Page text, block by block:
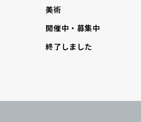
美術
開催中・募集中
終了しました